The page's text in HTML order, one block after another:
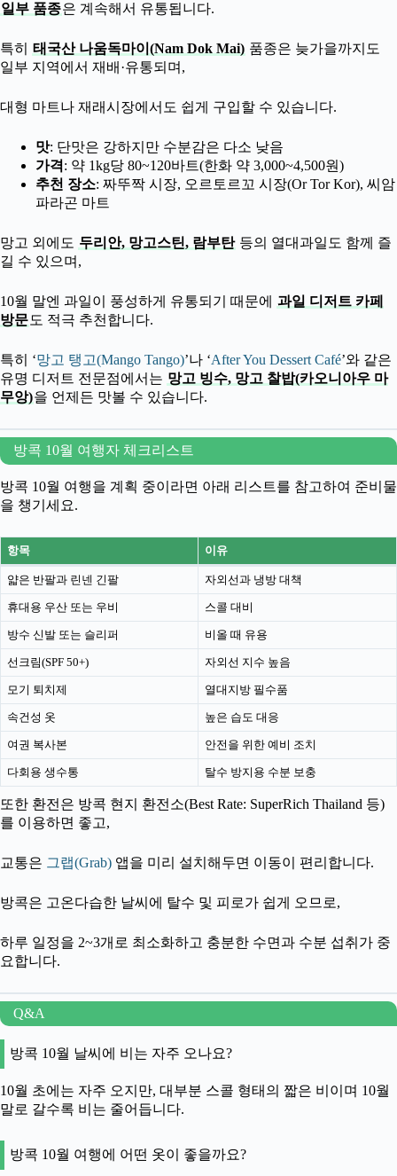
일부 품종은 계속해서 유통됩니다.
특히 태국산 나움독마이(Nam Dok Mai) 품종은 늦가을까지도
일부 지역에서 재배·유통되며,
대형 마트나 재래시장에서도 쉽게 구입할 수 있습니다.
맛: 단맛은 강하지만 수분감은 다소 낮음
가격: 약 1kg당 80~120바트(한화 약 3,000~4,500원)
추천 장소: 짜뚜짝 시장, 오르토르꼬 시장(Or Tor Kor), 씨암
파라곤 마트
망고 외에도 두리안, 망고스틴, 람부탄 등의 열대과일도 함께 즐
길 수 있으며,
10월 말엔 과일이 풍성하게 유통되기 때문에 과일 디저트 카페
방문도 적극 추천합니다.
특히 ‘망고 탱고(Mango Tango)’나 ‘After You Dessert Café’와 같은
유명 디저트 전문점에서는 망고 빙수, 망고 찰밥(카오니아우 마
무앙)을 언제든 맛볼 수 있습니다.
방콕 10월 여행자 체크리스트
방콕 10월 여행을 계획 중이라면 아래 리스트를 참고하여 준비물
을 챙기세요.
항목 이유
얇은 반팔과 린넨 긴팔 자외선과 냉방 대책
휴대용 우산 또는 우비 스콜 대비
방수 신발 또는 슬리퍼 비올 때 유용
선크림(SPF 50+) 자외선 지수 높음
모기 퇴치제 열대지방 필수품
속건성 옷 높은 습도 대응
여권 복사본 안전을 위한 예비 조치
다회용 생수통 탈수 방지용 수분 보충
또한 환전은 방콕 현지 환전소(Best Rate: SuperRich Thailand 등)
를 이용하면 좋고,
교통은 그랩(Grab) 앱을 미리 설치해두면 이동이 편리합니다.
방콕은 고온다습한 날씨에 탈수 및 피로가 쉽게 오므로,
하루 일정을 2~3개로 최소화하고 충분한 수면과 수분 섭취가 중
요합니다.
Q&A
방콕 10월 날씨에 비는 자주 오나요?
10월 초에는 자주 오지만, 대부분 스콜 형태의 짧은 비이며 10월
말로 갈수록 비는 줄어듭니다.
방콕 10월 여행에 어떤 옷이 좋을까요?